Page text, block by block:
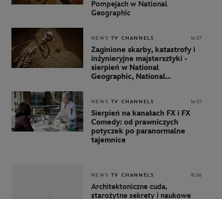
Pompejach w National
Geographic
NEWS TV CHANNELS 16.07
Zaginione skarby, katastrofy i
inżynieryjne majstersztyki -
sierpień w National
Geographic, National
NEWS TV CHANNELS 16.07
Sierpień na kanałach FX i FX
Comedy: od prawniczych
potyczek po paranormalne
tajemnice
NEWS TV CHANNELS 18.06
Architektoniczne cuda,
starożytne sekrety i naukowe